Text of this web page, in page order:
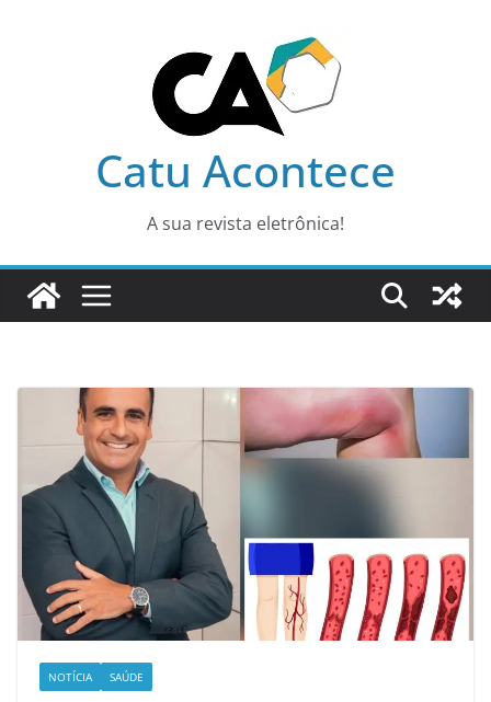
Catu Acontece
A sua revista eletrônica!
NOTÍCIA SAÚDE